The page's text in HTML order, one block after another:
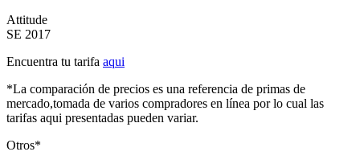
Attitude
SE 2017
Encuentra tu tarifa aqui
*La comparación de precios es una referencia de primas de
mercado,tomada de varios compradores en línea por lo cual las
tarifas aqui presentadas pueden variar.
Otros*